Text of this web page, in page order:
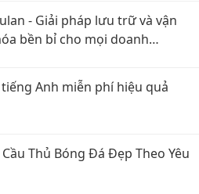
- Giải pháp lưu trữ và vận
bền bỉ cho mọi doanh
Anh miễn phí hiệu quả
Thủ Bóng Đá Đẹp Theo Yêu